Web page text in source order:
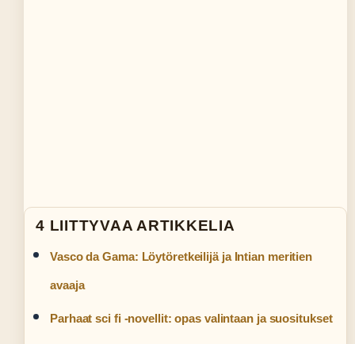
4 LIITTYVAA ARTIKKELIA
Vasco da Gama: Löytöretkeilijä ja Intian meritien
avaaja
Parhaat sci fi -novellit: opas valintaan ja suositukset